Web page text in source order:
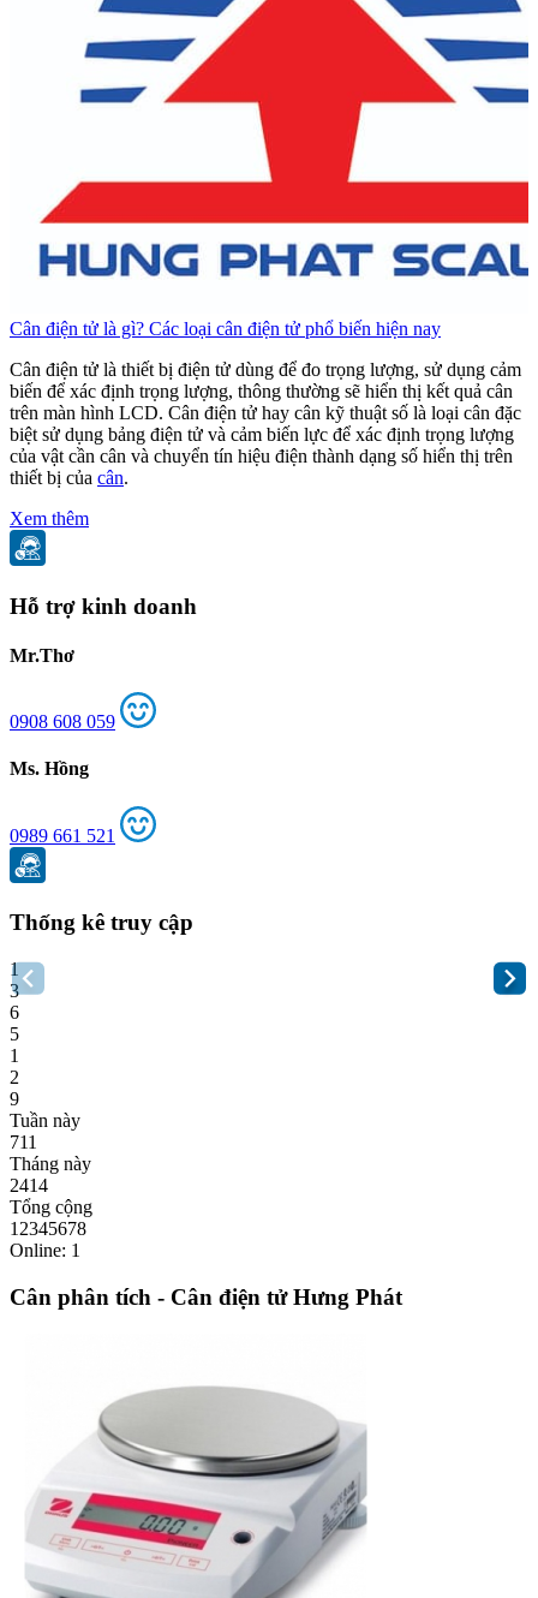
Cân điện tử là gì? Các loại cân điện tử phổ biến hiện nay
Cân điện tử là thiết bị điện tử dùng để đo trọng lượng, sử dụng cảm
biến để xác định trọng lượng, thông thường sẽ hiển thị kết quả cân
trên màn hình LCD. Cân điện tử hay cân kỹ thuật số là loại cân đặc
biệt sử dụng bảng điện tử và cảm biến lực để xác định trọng lượng
của vật cần cân và chuyển tín hiệu điện thành dạng số hiển thị trên
thiết bị của cân.
Xem thêm
Hỗ trợ kinh doanh
Mr.Thơ
0908 608 059
Ms. Hồng
0989 661 521
Thống kê truy cập
1
3
6
5
1
2
9
Tuần này
711
Tháng này
2414
Tổng cộng
12345678
Online: 1
Cân phân tích - Cân điện tử Hưng Phát